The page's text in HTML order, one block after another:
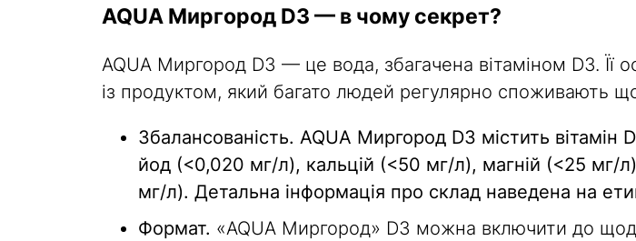
AQUA Миргород D3 — в чому секрет?
AQUA Миргород D3 — це вода, збагачена вітаміном D3. Її
із продуктом, який багато людей регулярно споживають
Збалансованість. AQUA Миргород D3 містить вітамін
йод (<0,020 мг/л), кальцій (<50 мг/л), магній (<25 мг/
мг/л). Детальна інформація про склад наведена на
Формат. «AQUA Миргород» D3 можна включити до